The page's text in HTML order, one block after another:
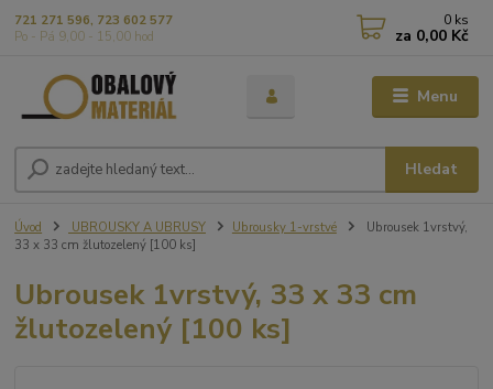
Menu
Hledat
721 271 596, 723 602 577
Po - Pá 9,00 - 15,00 hod
0 ks
za 0,00 Kč
Úvod UBROUSKY A UBRUSY Ubrousky 1-vrstvé
Ubrousek 1vrstvý,
33 x 33 cm žlutozelený [100 ks]
Ubrousek 1vrstvý, 33 x 33 cm
žlutozelený [100 ks]